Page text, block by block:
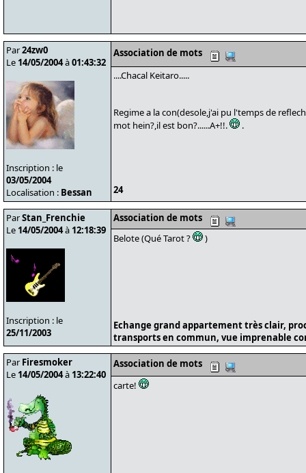
Par24zw0
Le 14/05/2004à01:43:32
Inscription : le
03/05/2004
Localisation : Bessan
Association de mots
....Chacal Keitaro.....
Regime a la con(desole,j'ai pu l'temps de
mot hein?,il est bon?......A+!!.
.
24
ParStan_Frenchie
Le 14/05/2004à 12:18:39
Inscription : le
25/11/2003
Association de mots
Belote (Qué Tarot ?
)
Echange grand appartement très clair,
transports en commun, vue imprenable
Par Firesmoker
Le 14/05/2004à 13:22:40
Association de mots
carte!